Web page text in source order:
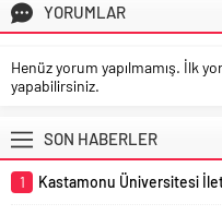
YORUMLAR
Henüz yorum yapılmamış. İlk
yapabilirsiniz.
SON HABERLER
1 Kastamonu Üniversitesi İletişim